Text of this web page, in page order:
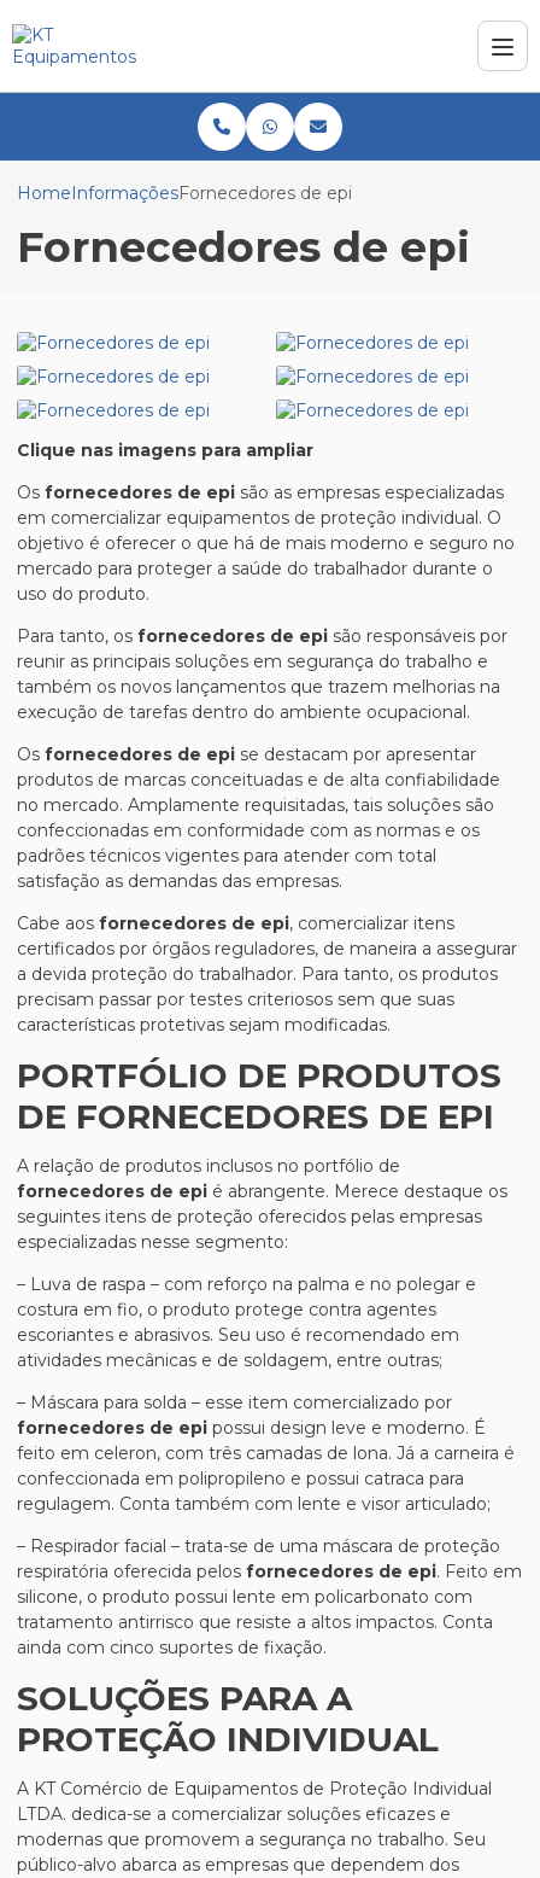
HomeInformaçõesFornecedores de epi
Fornecedores de epi
Clique nas imagens para ampliar
Os fornecedores de epi são as empresas especializadas
em comercializar equipamentos de proteção individual. O
objetivo é oferecer o que há de mais moderno e seguro no
mercado para proteger a saúde do trabalhador durante o
uso do produto.
Para tanto, os fornecedores de epi são responsáveis por
reunir as principais soluções em segurança do trabalho e
também os novos lançamentos que trazem melhorias na
execução de tarefas dentro do ambiente ocupacional.
Os fornecedores de epi se destacam por apresentar
produtos de marcas conceituadas e de alta confiabilidade
no mercado. Amplamente requisitadas, tais soluções são
confeccionadas em conformidade com as normas e os
padrões técnicos vigentes para atender com total
satisfação as demandas das empresas.
Cabe aos fornecedores de epi, comercializar itens
certificados por órgãos reguladores, de maneira a assegurar
a devida proteção do trabalhador. Para tanto, os produtos
precisam passar por testes criteriosos sem que suas
características protetivas sejam modificadas.
PORTFÓLIO DE PRODUTOS
DE FORNECEDORES DE EPI
A relação de produtos inclusos no portfólio de
fornecedores de epi é abrangente. Merece destaque os
seguintes itens de proteção oferecidos pelas empresas
especializadas nesse segmento:
– Luva de raspa – com reforço na palma e no polegar e
costura em fio, o produto protege contra agentes
escoriantes e abrasivos. Seu uso é recomendado em
atividades mecânicas e de soldagem, entre outras;
– Máscara para solda – esse item comercializado por
fornecedores de epi possui design leve e moderno. É
feito em celeron, com três camadas de lona. Já a carneira é
confeccionada em polipropileno e possui catraca para
regulagem. Conta também com lente e visor articulado;
– Respirador facial – trata-se de uma máscara de proteção
respiratória oferecida pelos fornecedores de epi. Feito em
silicone, o produto possui lente em policarbonato com
tratamento antirrisco que resiste a altos impactos. Conta
ainda com cinco suportes de fixação.
SOLUÇÕES PARA A
PROTEÇÃO INDIVIDUAL
A KT Comércio de Equipamentos de Proteção Individual
LTDA. dedica-se a comercializar soluções eficazes e
modernas que promovem a segurança no trabalho. Seu
público-alvo abarca as empresas que dependem dos